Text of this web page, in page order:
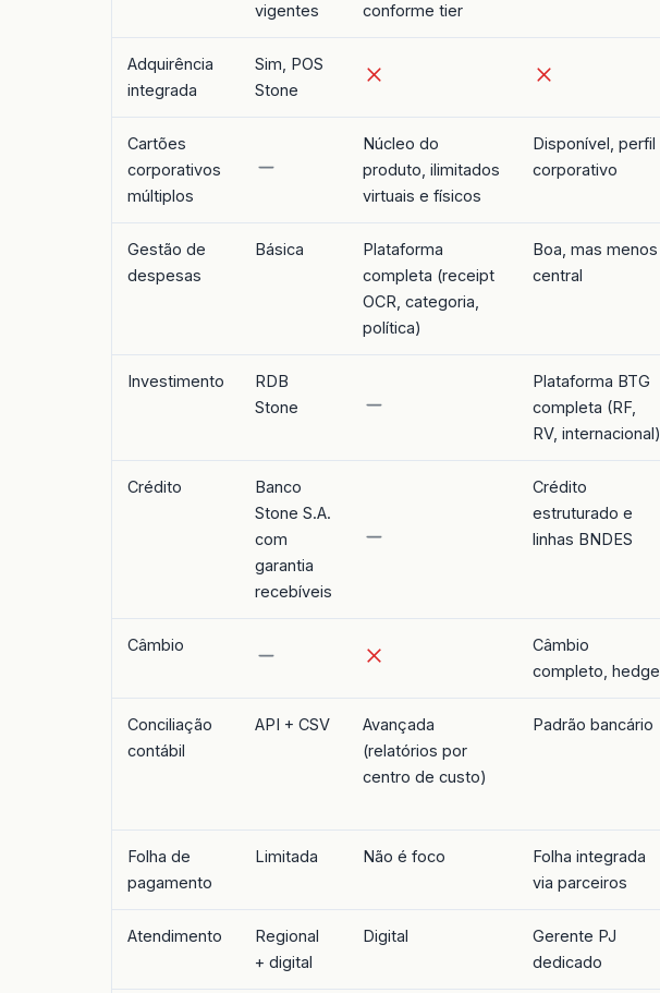
vigentes
conforme tier
Adquirência
integrada
Sim, POS
Stone
Cartões
corporativos
múltiplos
Núcleo do
produto, ilimitados
virtuais e físicos
Disponível, perfil
corporativo
Gestão de
despesas
Básica
Plataforma
completa (receipt
OCR, categoria,
política)
Boa, mas menos
central
Investimento
RDB
Stone
Plataforma BTG
completa (RF,
RV, internacional)
Crédito
Banco
Stone S.A.
com
garantia
recebíveis
Crédito
estruturado e
linhas BNDES
Câmbio
Câmbio
completo, hedge
Conciliação
contábil
API + CSV
Avançada
(relatórios por
centro de custo)
Padrão bancário
Folha de
pagamento
Limitada Não é foco
Folha integrada
via parceiros
Atendimento
Regional
+ digital
Digital
Gerente PJ
dedicado